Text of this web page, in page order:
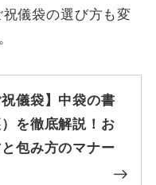
儀袋の選び方も変
祝儀袋】中袋の書
を徹底解説！お
包み方のマナー